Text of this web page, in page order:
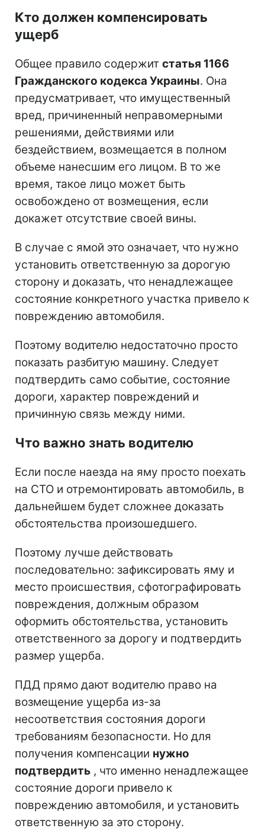
Кто должен компенсировать
ущерб
Общее правило содержит статья 1166
Гражданского кодекса Украины. Она
предусматривает, что имущественный
вред, причиненный неправомерными
решениями, действиями или
бездействием, возмещается в полном
объеме нанесшим его лицом. В то же
время, такое лицо может быть
освобождено от возмещения, если
докажет отсутствие своей вины.
В случае с ямой это означает, что нужно
установить ответственную за дорогую
сторону и доказать, что ненадлежащее
состояние конкретного участка привело к
повреждению автомобиля.
Поэтому водителю недостаточно просто
показать разбитую машину. Следует
подтвердить само событие, состояние
дороги, характер повреждений и
причинную связь между ними.
Что важно знать водителю
Если после наезда на яму просто поехать
на СТО и отремонтировать автомобиль, в
дальнейшем будет сложнее доказать
обстоятельства произошедшего.
Поэтому лучше действовать
последовательно: зафиксировать яму и
место происшествия, сфотографировать
повреждения, должным образом
оформить обстоятельства, установить
ответственного за дорогу и подтвердить
размер ущерба.
ПДД прямо дают водителю право на
возмещение ущерба из-за
несоответствия состояния дороги
требованиям безопасности. Но для
получения компенсации нужно
подтвердить , что именно ненадлежащее
состояние дороги привело к
повреждению автомобиля, и установить
ответственную за это сторону.